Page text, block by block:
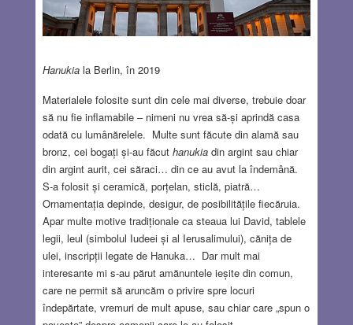
Hanukiala Berlin, în 2019
Materialele folosite sunt din cele mai diverse, trebuie doar
să nu fie inflamabile – nimeni nu vrea să-și aprindă casa
odată cu lumânărelele. Multe sunt făcute din alamă sau
bronz, cei bogați și-au făcut hanukiadin argint sau chiar
din argint aurit, cei săraci… din ce au avut la îndemână.
S-a folosit și ceramică, porțelan, sticlă, piatră…
Ornamentația depinde, desigur, de posibilitățile fiecăruia.
Apar multe motive tradiționale ca steaua lui David, tablele
legii, leul (simbolul Iudeei și al Ierusalimului), cănița de
ulei, inscripții legate de Hanuka… Dar mult mai
interesante mi s-au părut amănuntele ieșite din comun,
care ne permit să aruncăm o privire spre locuri
îndepărtate, vremuri de mult apuse, sau chiar care „spun o